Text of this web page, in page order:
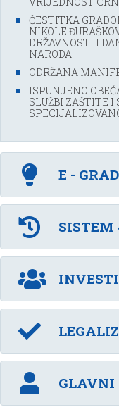
ČESTITKA
NIKOLE
DRŽAVNOSTI I
NARODA
ODRŽANA
ISPUNJENO
SLUŽBI ZAŠTITE I
E - GRAD
SISTEM
GLAVNI